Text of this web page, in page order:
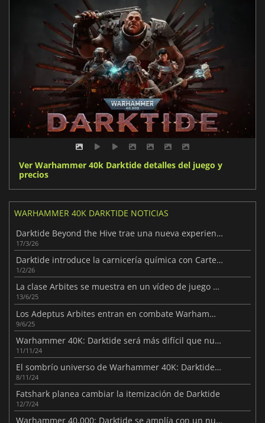
Ver Warhammer 40k Darktide detalles del juego y
precios
WARHAMMER 40K DARKTIDE NOTICIAS
Darktide Beyond the Hive trae una nueva experiencia al juego
17/3/26
Darktide introduce la carnicería química con Cartel's Favours
1/2/26
La clase Arbites se muestra en un vídeo de juego ampliado de Darktide
13/6/25
Los Adeptus Arbites entran en combate Warhammer 40K: Darktide
9/6/25
Warhammer 40K: Darktide será más difícil que nunca
11/11/24
El sombrío universo de Warhammer 40K: Darktide llegará a PS5 el mes que viene
8/11/24
Fatshark planea cambiar la itemización de Darktide
12/7/24
Warhammer 40,000: Darktide se amplía con un nuevo DLC gratuito